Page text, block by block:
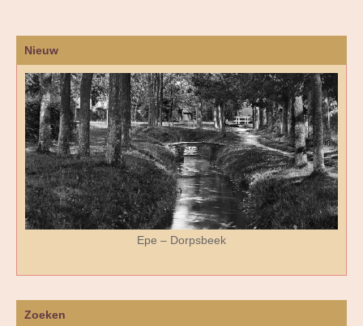
Nieuw
Epe – Dorpsbeek
Zoeken